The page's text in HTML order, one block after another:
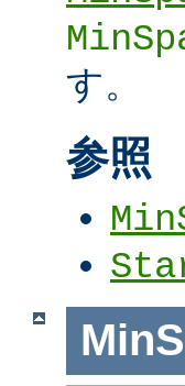
す。
参照